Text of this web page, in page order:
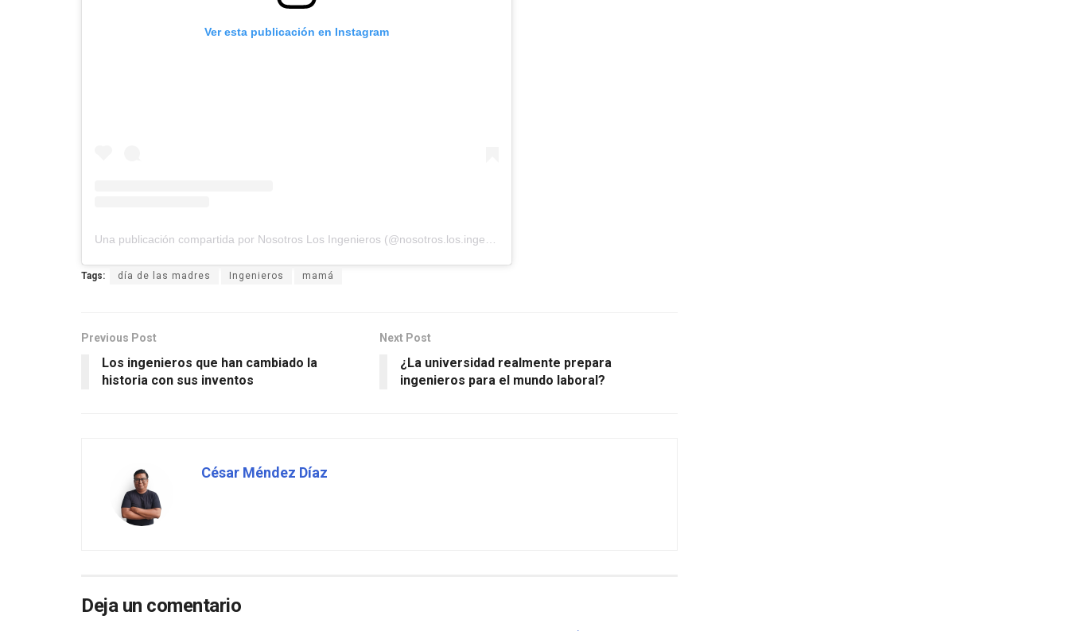
Ver esta publicación en Instagram
Una publicación compartida por Nosotros Los Ingenieros (@nosotros.los.ingenieros)
Tags: día de las madres Ingenieros mamá
Previous Post
Los ingenieros que han cambiado la
historia con sus inventos
Next Post
¿La universidad realmente prepara
ingenieros para el mundo laboral?
César Méndez Díaz
Deja un comentario